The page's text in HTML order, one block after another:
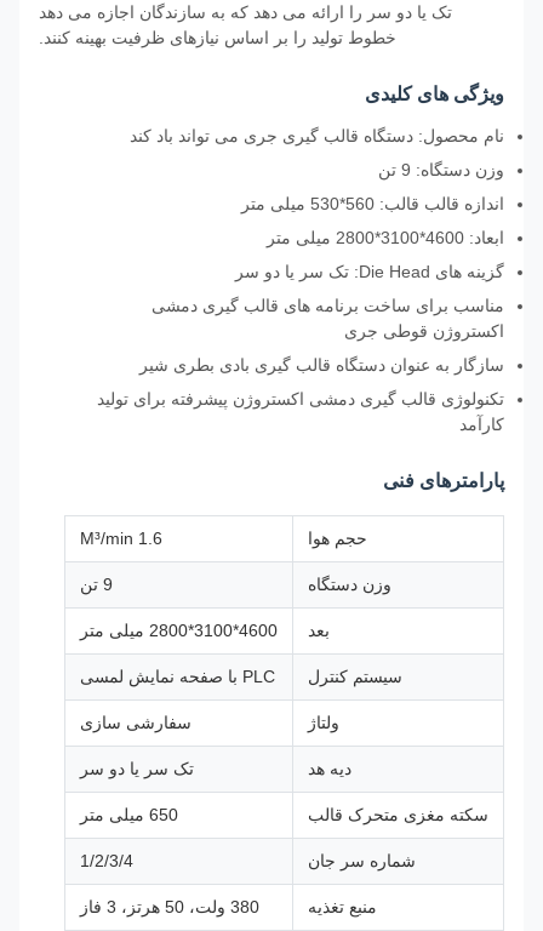
تک یا دو سر را ارائه می دهد که به سازندگان اجازه می دهد
خطوط تولید را بر اساس نیازهای ظرفیت بهینه کنند.
ویژگی های کلیدی
نام محصول: دستگاه قالب گیری جری می تواند باد کند
وزن دستگاه: 9 تن
اندازه قالب قالب: 560*530 میلی متر
ابعاد: 4600*3100*2800 میلی متر
گزینه های Die Head: تک سر یا دو سر
مناسب برای ساخت برنامه های قالب گیری دمشی
اکستروژن قوطی جری
سازگار به عنوان دستگاه قالب گیری بادی بطری شیر
تکنولوژی قالب گیری دمشی اکستروژن پیشرفته برای تولید
کارآمد
پارامترهای فنی
حجم هوا
وزن دستگاه
4600*3100*2800 میلی متر
سیستم کنترل PLC با صفحه نمایش لمسی
سفارشی سازی
دیه هد تک سر یا دو سر
سکته مغزی متحرک قالب
شماره سر جان 1/2/3/4
منبع تغذیه